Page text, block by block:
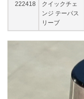
222418
クイックチェ
ンジ テーパス
リーブ